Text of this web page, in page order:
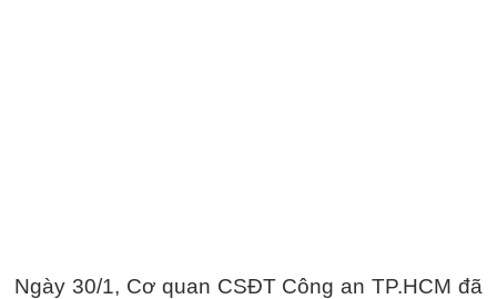
Ngày 30/1, Cơ quan CSĐT Công an TP.HCM đã